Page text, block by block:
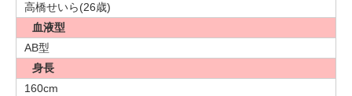
高橋せいら(26歳)
血液型
AB型
身長
160cm